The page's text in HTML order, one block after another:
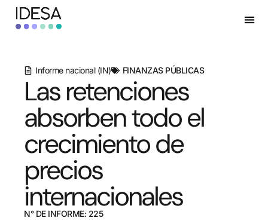
Informe nacional (IN) FINANZAS PÚBLICAS
Las retenciones
absorben todo el
crecimiento de
precios
internacionales
N° DE INFORME: 225